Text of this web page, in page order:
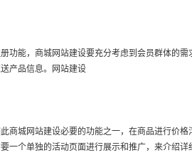
能，商城网站建设要充分考虑到会员群体的需
产品信息。网站建设
城网站建设必要的功能之一，在商品进行价格
一个单独的活动页面进行展示和推广，来介绍